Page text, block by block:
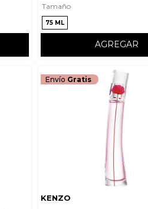
Tamaño
75 ML
AGREGAR
Envío Gratis
KENZO